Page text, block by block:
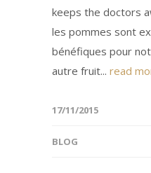
keeps the doctors
les pommes sont
bénéfiques pour
autre fruit... read
17/11/2015
BLOG